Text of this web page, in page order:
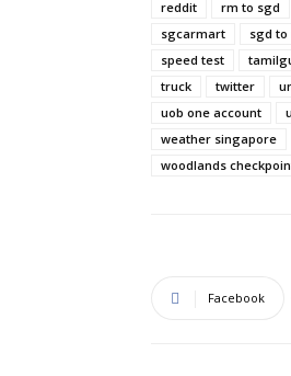
reddit
rm to sgd
sgcarmart
sgd
speed test
truck
twitter
uob one account
weather singapore
woodlands
Facebook